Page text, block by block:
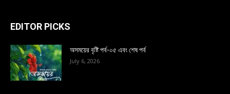
EDITOR PICKS
অসময়ের বৃষ্টি পর্ব-০৫ এবং শেষ পর্ব
July 6, 2026